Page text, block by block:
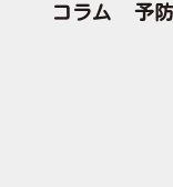
コラム 予